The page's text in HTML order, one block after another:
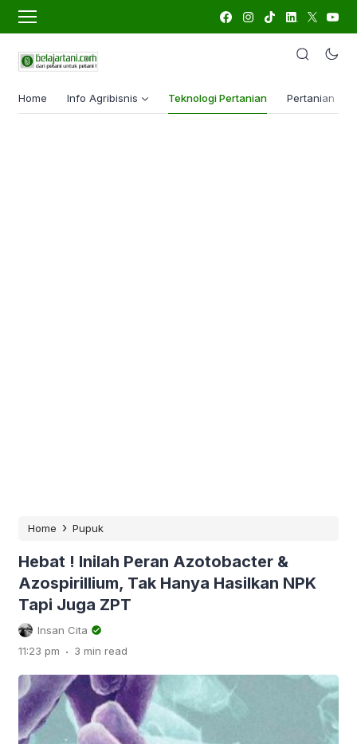
Home Info Agribisnis Teknologi Pertanian Pertanian
Home › Pupuk
Hebat ! Inilah Peran Azotobacter &
Azospirillium, Tak Hanya Hasilkan NPK
Tapi Juga ZPT
Insan Cita
11:23 pm . 3 min read